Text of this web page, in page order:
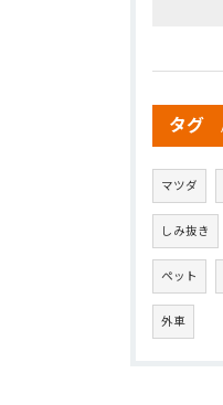
タグ
マツダ
しみ抜き
ペット
外車